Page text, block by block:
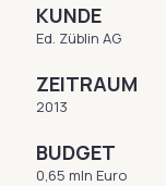
KUNDE
Ed. Züblin AG
ZEITRAUM
2013
BUDGET
0,65 mln Euro